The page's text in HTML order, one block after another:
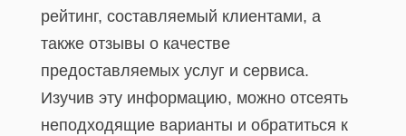
рейтинг, составляемый клиентами, а
также отзывы о качестве
предоставляемых услуг и сервиса.
Изучив эту информацию, можно отсеять
неподходящие варианты и обратиться к